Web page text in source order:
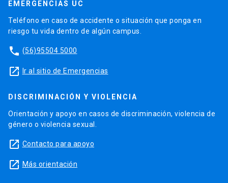
EMERGENCIAS UC
Teléfono en caso de accidente o situación que ponga en
riesgo tu vida dentro de algún campus.
phone (56)95504 5000
launch Ir al sitio de Emergencias
DISCRIMINACIÓN Y VIOLENCIA
Orientación y apoyo en casos de discriminación, violencia de
género o violencia sexual.
launch Contacto para apoyo
launch Más orientación